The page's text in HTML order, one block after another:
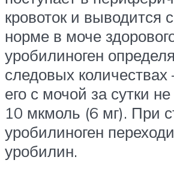
кровоток и выводится
норме в моче
уробилиноген
следовых
его с мочой за сутки
10 мкмоль (6 мг). При
уробилиноген
уробилин.